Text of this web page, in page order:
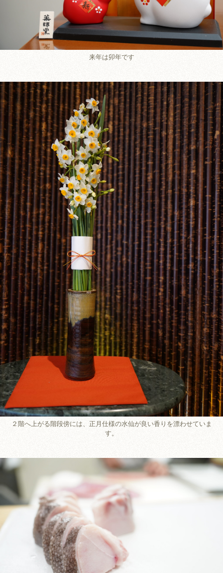
来年は卯年です
２階へ上がる階段傍には、正月仕様の水仙が良い香りを漂わせていま
す。